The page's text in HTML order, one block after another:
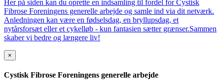
Her på siden kan du oprette en indsamling til fordel for Cystisk
Fibrose Foreningens generelle arbejde og samle ind via dit netværk.
Anledningen kan være en fødselsdag, en bryllupsdag, et
nytårsforsæt eller et cykelløb - kun fantasien sætter grænser.Sammen
skaber vi bedre og længere liv!
×
Cystisk Fibrose Foreningens generelle arbejde